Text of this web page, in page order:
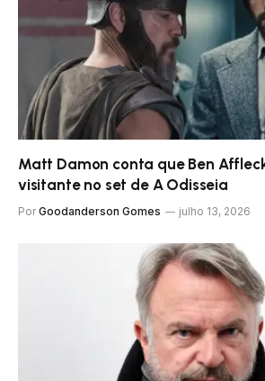
Matt Damon conta que Ben
visitante no set de A Odisseia
Por Goodanderson Gomes julho 13, 2026